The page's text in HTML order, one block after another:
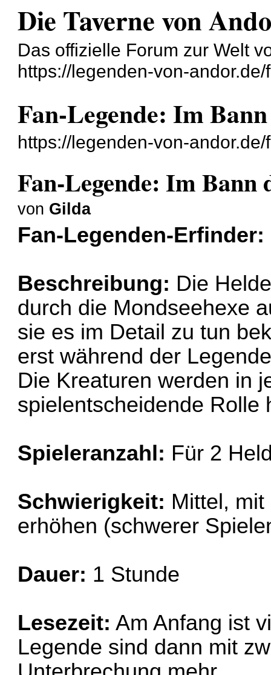
Die Taverne von
Das offizielle Forum zur Welt
https://legenden-von-andor.de/
Fan-Legende: Im
https://legenden-von-
Fan-Legende: Im Bann
von Gilda
Fan-Legenden-Erfinder:
Beschreibung: Die
durch die Mondseehexe
sie es im Detail zu tun
erst während der
Die Kreaturen werden in
spielentscheidende Rolle
Spieleranzahl: Für 2
Schwierigkeit: Mittel,
erhöhen (schwerer
Dauer: 1 Stunde
Lesezeit: Am Anfang ist
Legende sind dann mit